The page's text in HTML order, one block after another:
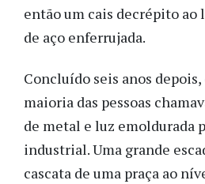
então um cais decrépito ao
de aço enferrujada.
Concluído seis anos depois,
maioria das pessoas
de metal e luz emoldurada
industrial. Uma grande
cascata de uma praça ao